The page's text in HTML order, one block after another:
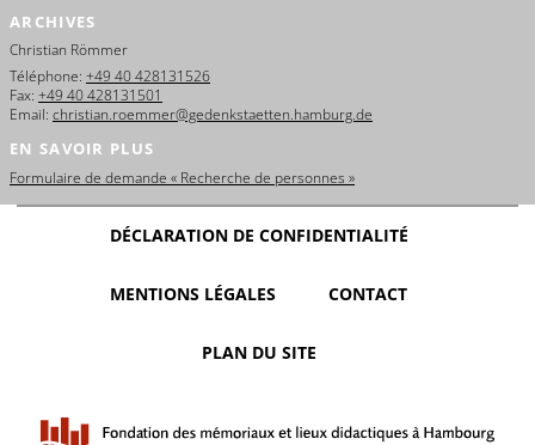
ARCHIVES
Christian Römmer
Téléphone: +49 40 428131526
Fax: +49 40 428131501
Email: christian.roemmer@gedenkstaetten.hamburg.de
EN SAVOIR PLUS
Formulaire de demande « Recherche de personnes »
DÉCLARATION DE CONFIDENTIALITÉ
MENTIONS LÉGALES CONTACT
PLAN DU SITE